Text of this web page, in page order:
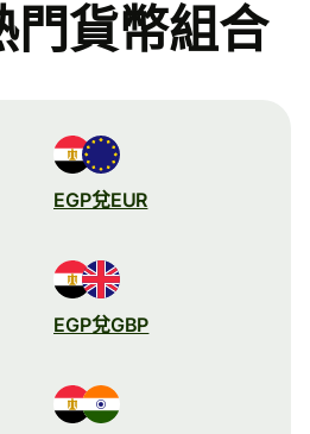
門貨幣組合
EGP兌EUR
EGP兌GBP